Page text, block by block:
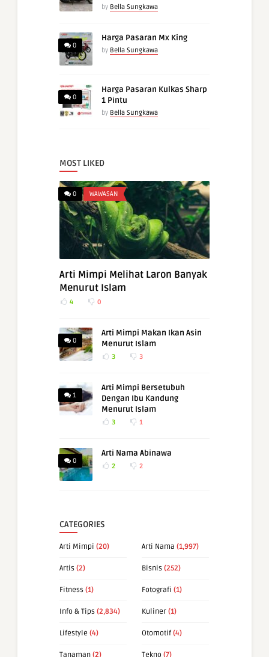
by Bella Sungkawa
0
Harga Pasaran Mx King
by Bella Sungkawa
0
Harga Pasaran Kulkas Sharp
1 Pintu
by Bella Sungkawa
MOST LIKED
0 WAWASAN
Arti Mimpi Melihat Laron Banyak
Menurut Islam
4 0
0
Arti Mimpi Makan Ikan Asin
Menurut Islam
3 3
1
Arti Mimpi Bersetubuh
Dengan Ibu Kandung
Menurut Islam
3 1
0
Arti Nama Abinawa
2 2
CATEGORIES
Arti Mimpi (20) Arti Nama (1,997)
Artis (2) Bisnis (252)
Fitness (1) Fotografi (1)
Info & Tips (2,834) Kuliner (1)
Lifestyle (4) Otomotif (4)
Tanaman (2) Tekno (7)